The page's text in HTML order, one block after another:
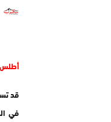
قد
في